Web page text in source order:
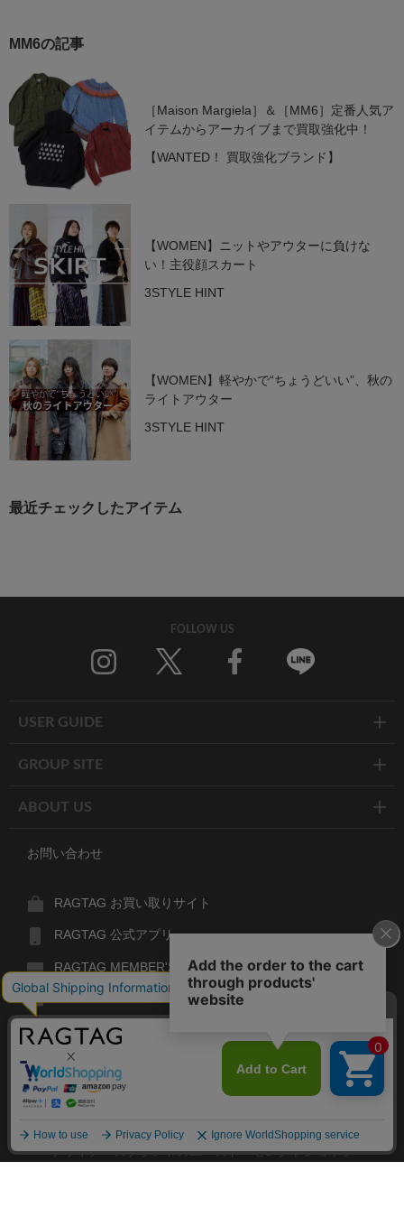
MM6の記事
［Maison Margiela］＆［MM6］定番人気ア
イテムからアーカイブまで買取強化中！
【WANTED！ 買取強化ブランド】
【WOMEN】ニットやアウターに負けな
い！主役顔スカート
3STYLE HINT
【WOMEN】軽やかで“ちょうどいい”、秋の
ライトアウター
3STYLE HINT
最近チェックしたアイテム
FOLLOW US
USER GUIDE
GROUP SITE
ABOUT US
お問い合わせ
RAGTAG お買い取りサイト
RAGTAG 公式アプリ
RAGTAG MEMBER'S CARD
RAGTAG MAGAZINE
RAGTAG Global
RAGTAG
デザイナーズブランドのユーズド・セレクトショップ